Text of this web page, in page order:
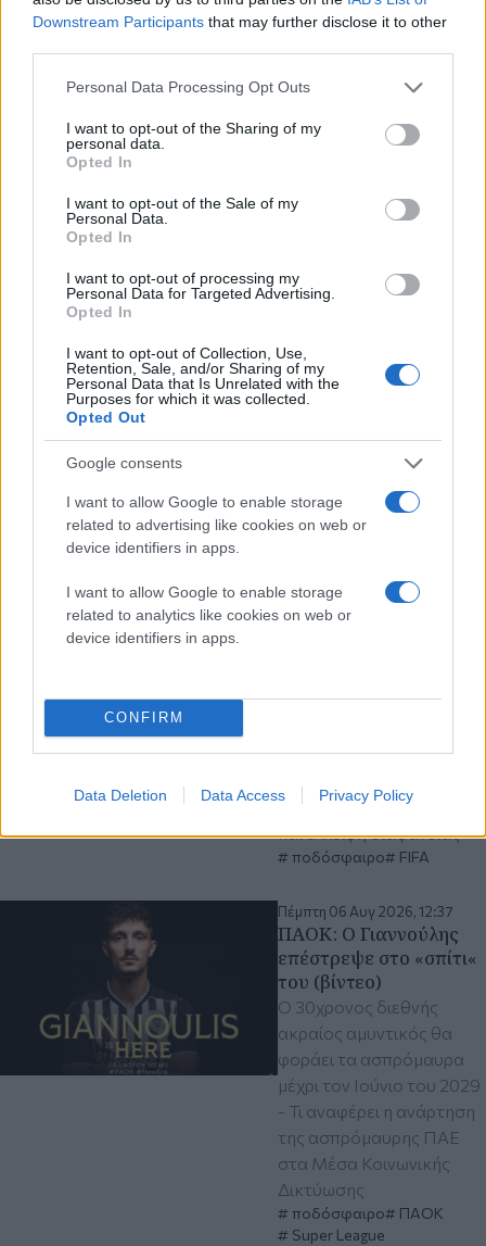
Downstream Participants that may further disclose it to other
Please note that this website/app uses one or more Google
not limited to your visit or usage behaviour. You may click to
grant or deny consent to Google and its third-party tags to
use your data for below specified purposes in below Google
consent section.
Personal Data Processing Opt Outs
I want to opt-out of the Sharing of my
personal data.
Opted In
I want to opt-out of the Sale of my
Personal Data.
Opted In
I want to opt-out of processing my
Personal Data for Targeted Advertising.
Opted In
I want to opt-out of Collection, Use,
Retention, Sale, and/or Sharing of my
Personal Data that Is Unrelated with the
Purposes for which it was collected.
Opted Out
Google consents
I want to allow Google to enable storage
related to advertising like cookies on web or
device identifiers in apps.
I want to allow Google to enable storage
related to analytics like cookies on web or
device identifiers in apps.
CONFIRM
Data Deletion Data Access Privacy Policy
ΠΑΟΚ: Χωρίς
εκπλήξεις η ενδεκάδα
για το ματς με την
Άντερλεχτ
Αλέσιο Λίσι για την
ποδόσφαιρο
πριν 1 ώρα
Μπάσκετ: Στον Άρη και
Μοκόκα (βίντεο)
Οι κιτρινόμαυροι
ανακοίνωσαν την
γκαρντ/φόργουορντ
EuroCup
Άρης
FIFA: Η συγγνώμη προς
τις 211 ομοσπονδίες-
Η UEFA και άλλοι
ποδοσφαίρου την
εταιρική διακυβέρνηση
και έλλειψη διαφάνειας
ποδόσφαιρο FIFA
Πέμπτη 06 Αυγ 2026, 12:37
ΠΑΟΚ: Ο Γιαννούλης
επέστρεψε στο «σπίτι«
του (βίντεο)
Ο 30χρονος διεθνής
ακραίος αμυντικός θα
φοράει τα ασπρόμαυρα
μέχρι τον Ιούνιο του 2029
- Τι αναφέρει η ανάρτηση
της ασπρόμαυρης ΠΑΕ
στα Μέσα Κοινωνικής
Δικτύωσης
ποδόσφαιρο
ΠΑΟΚ
Super League